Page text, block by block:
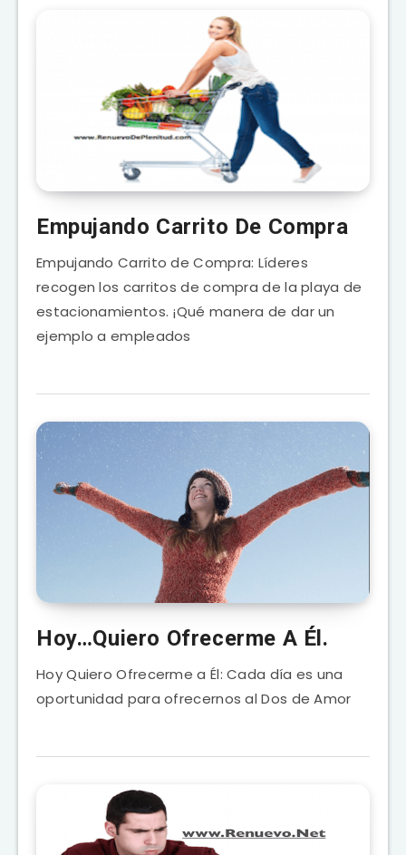
Empujando Carrito De Compra
Empujando Carrito de Compra: Líderes
recogen los carritos de compra de la playa de
estacionamientos. ¡Qué manera de dar un
ejemplo a empleados
Hoy…Quiero Ofrecerme A Él.
Hoy Quiero Ofrecerme a Él: Cada día es una
oportunidad para ofrecernos al Dos de Amor